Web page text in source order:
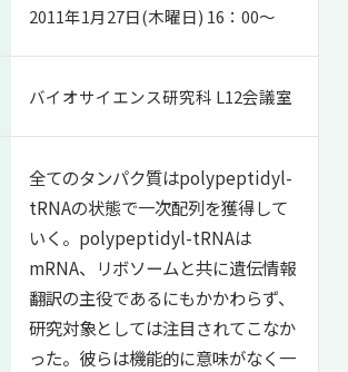
オンラインゼミナール
2011年1月27日(木曜日) 16：00～
バイオサイエンス研究科 L12会議室
全てのタンパク質はpolypeptidyl-
tRNAの状態で一次配列を獲得して
いく。polypeptidyl-tRNAは
mRNA、リボソームと共に遺伝情報
翻訳の主役であるにもかかわらず、
研究対象としては注目されてこなか
った。彼らは機能的に意味がなく一